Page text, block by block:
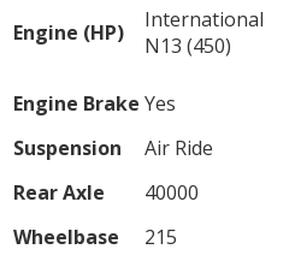
Engine (HP)
International
N13 (450)
Engine Brake Yes
Suspension
Air Ride
Rear Axle
40000
Wheelbase
215